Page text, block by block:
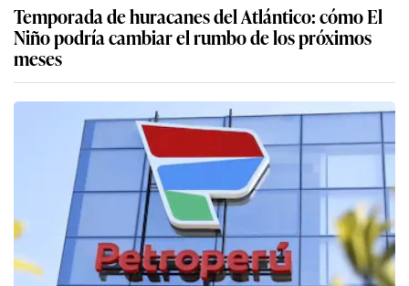
Temporada de huracanes del Atlántico: cómo El
Niño podría cambiar el rumbo de los próximos
meses